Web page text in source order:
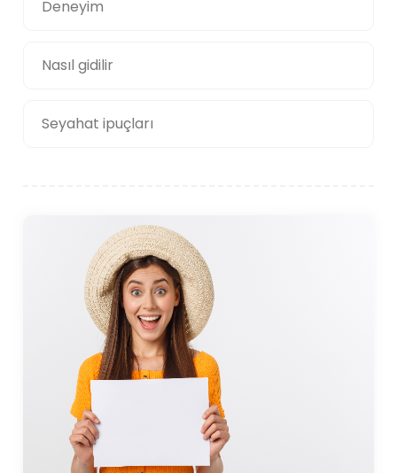
Deneyim
Nasıl gidilir
Seyahat ipuçları